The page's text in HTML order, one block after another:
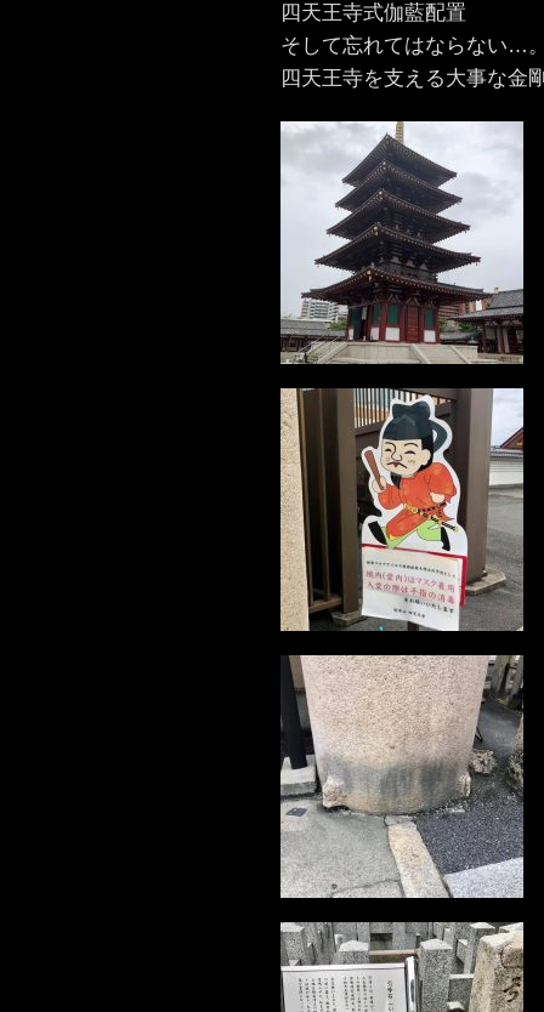
四天王寺式伽藍配置
そして忘れてはならない…
四天王寺を支える大事な金